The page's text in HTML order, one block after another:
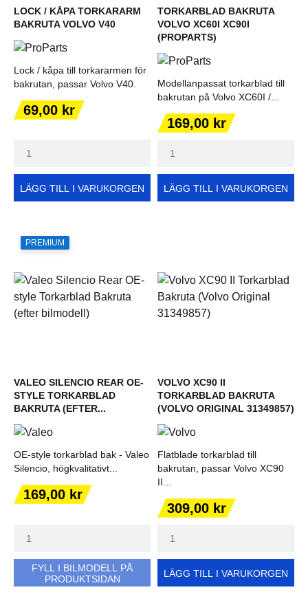
LOCK / KÅPA TORKARARM
BAKRUTA VOLVO V40
Lock / kåpa till torkararmen för
bakrutan, passar Volvo V40.
Pris
69,00 kr
LÄGG TILL I VARUKORGEN
TORKARBLAD BAKRUTA
VOLVO XC60I XC90I
(PROPARTS)
Modellanpassat torkarblad till
bakrutan på Volvo XC60I /...
Pris
169,00 kr
LÄGG TILL I VARUKORGEN
VALEO SILENCIO REAR OE-
STYLE TORKARBLAD
BAKRUTA (EFTER...
OE-style torkarblad bak - Valeo
Silencio, högkvalitativt...
Pris
169,00 kr
FYLL I BILMODELL PÅ
PRODUKTSIDAN
PREMIUM
VOLVO XC90 II
TORKARBLAD BAKRUTA
(VOLVO ORIGINAL 31349857)
Flatblade torkarblad till
bakrutan, passar Volvo XC90
II...
Pris
309,00 kr
LÄGG TILL I VARUKORGEN